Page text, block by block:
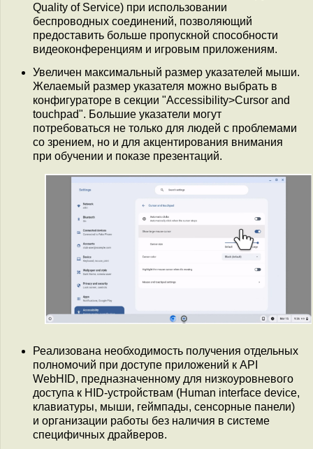
Quality of Service) при использовании
беспроводных соединений, позволяющий
предоставить больше пропускной способности
видеоконференциям и игровым приложениям.
Увеличен максимальный размер указателей мыши.
Желаемый размер указателя можно выбрать в
конфигураторе в секции "Accessibility>Сursor and
touchpad". Большие указатели могут
потребоваться не только для людей с проблемами
со зрением, но и для акцентирования внимания
при обучении и показе презентаций.
Реализована необходимость получения отдельных
полномочий при доступе приложений к API
WebHID, предназначенному для низкоуровневого
доступа к HID-устройствам (Human interface device,
клавиатуры, мыши, геймпады, сенсорные панели)
и организации работы без наличия в системе
специфичных драйверов.